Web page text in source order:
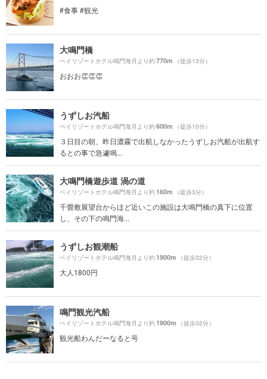
#食事 #観光
大鳴門橋
ベイリゾートホテル鳴門海月より約770m （徒歩13分）
おおお👏👏👏
うずしお汽船
ベイリゾートホテル鳴門海月より約600m （徒歩10分）
３日目の朝、昨日濃霧で出航しなかったうずしお汽船が出航す
るとの事で急遽鳴...
大鳴門橋遊歩道 渦の道
ベイリゾートホテル鳴門海月より約160m （徒歩3分）
千畳敷展望台からほど近いこの施設は大鳴門橋の真下に位置
し、その下の鳴門海...
うずしお観潮船
ベイリゾートホテル鳴門海月より約1900m （徒歩32分）
大人1800円
鳴門観光汽船
ベイリゾートホテル鳴門海月より約1900m （徒歩32分）
観光船わんだーなると号